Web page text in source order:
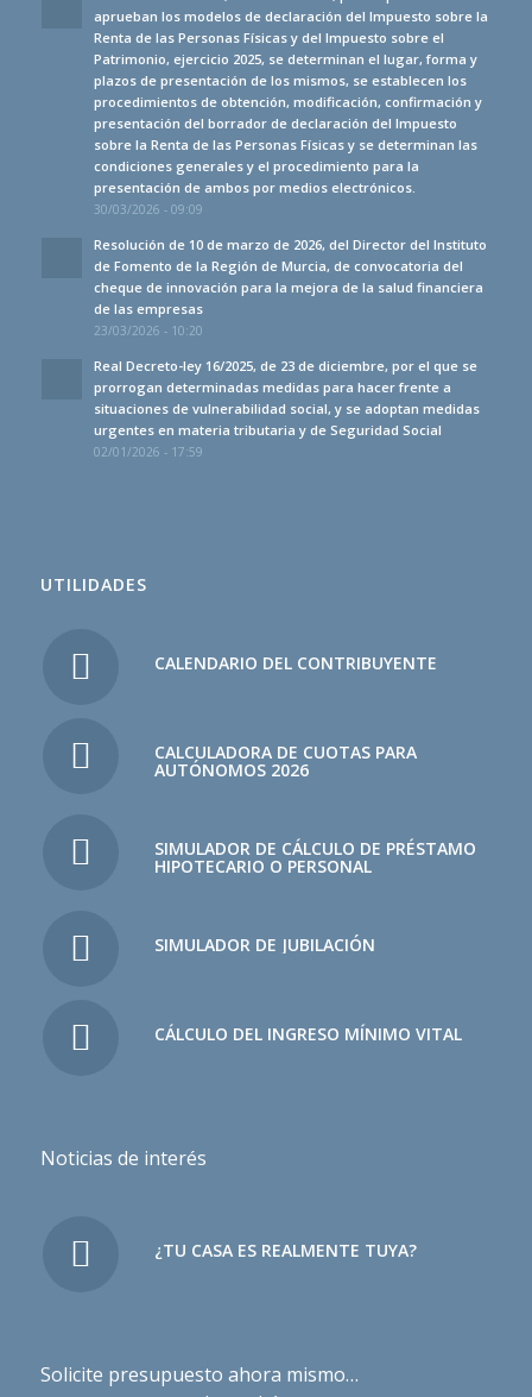
aprueban los modelos de declaración del Impuesto sobre la
Renta de las Personas Físicas y del Impuesto sobre el
Patrimonio, ejercicio 2025, se determinan el lugar, forma y
plazos de presentación de los mismos, se establecen los
procedimientos de obtención, modificación, confirmación y
presentación del borrador de declaración del Impuesto
sobre la Renta de las Personas Físicas y se determinan las
condiciones generales y el procedimiento para la
presentación de ambos por medios electrónicos.
30/03/2026 - 09:09
Resolución de 10 de marzo de 2026, del Director del Instituto
de Fomento de la Región de Murcia, de convocatoria del
cheque de innovación para la mejora de la salud financiera
de las empresas
23/03/2026 - 10:20
Real Decreto-ley 16/2025, de 23 de diciembre, por el que se
prorrogan determinadas medidas para hacer frente a
situaciones de vulnerabilidad social, y se adoptan medidas
urgentes en materia tributaria y de Seguridad Social
02/01/2026 - 17:59
UTILIDADES
CALENDARIO DEL CONTRIBUYENTE
CALCULADORA DE CUOTAS PARA
AUTÓNOMOS 2026
SIMULADOR DE CÁLCULO DE PRÉSTAMO
HIPOTECARIO O PERSONAL
SIMULADOR DE JUBILACIÓN
CÁLCULO DEL INGRESO MÍNIMO VITAL
Noticias de interés
¿TU CASA ES REALMENTE TUYA?
Solicite presupuesto ahora mismo…